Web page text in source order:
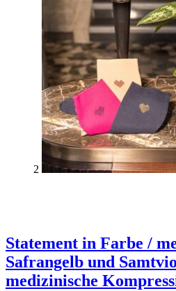
2
Statement in Farbe /
Safrangelb und
medizinische